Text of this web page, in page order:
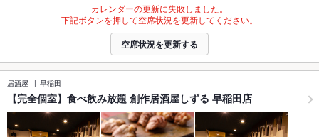
カレンダーの更新に失敗しました。
下記ボタンを押して空席状況を更新してください。
空席状況を更新する
居酒屋 早稲田
【完全個室】食べ飲み放題 創作居酒屋しずる 早稲田店